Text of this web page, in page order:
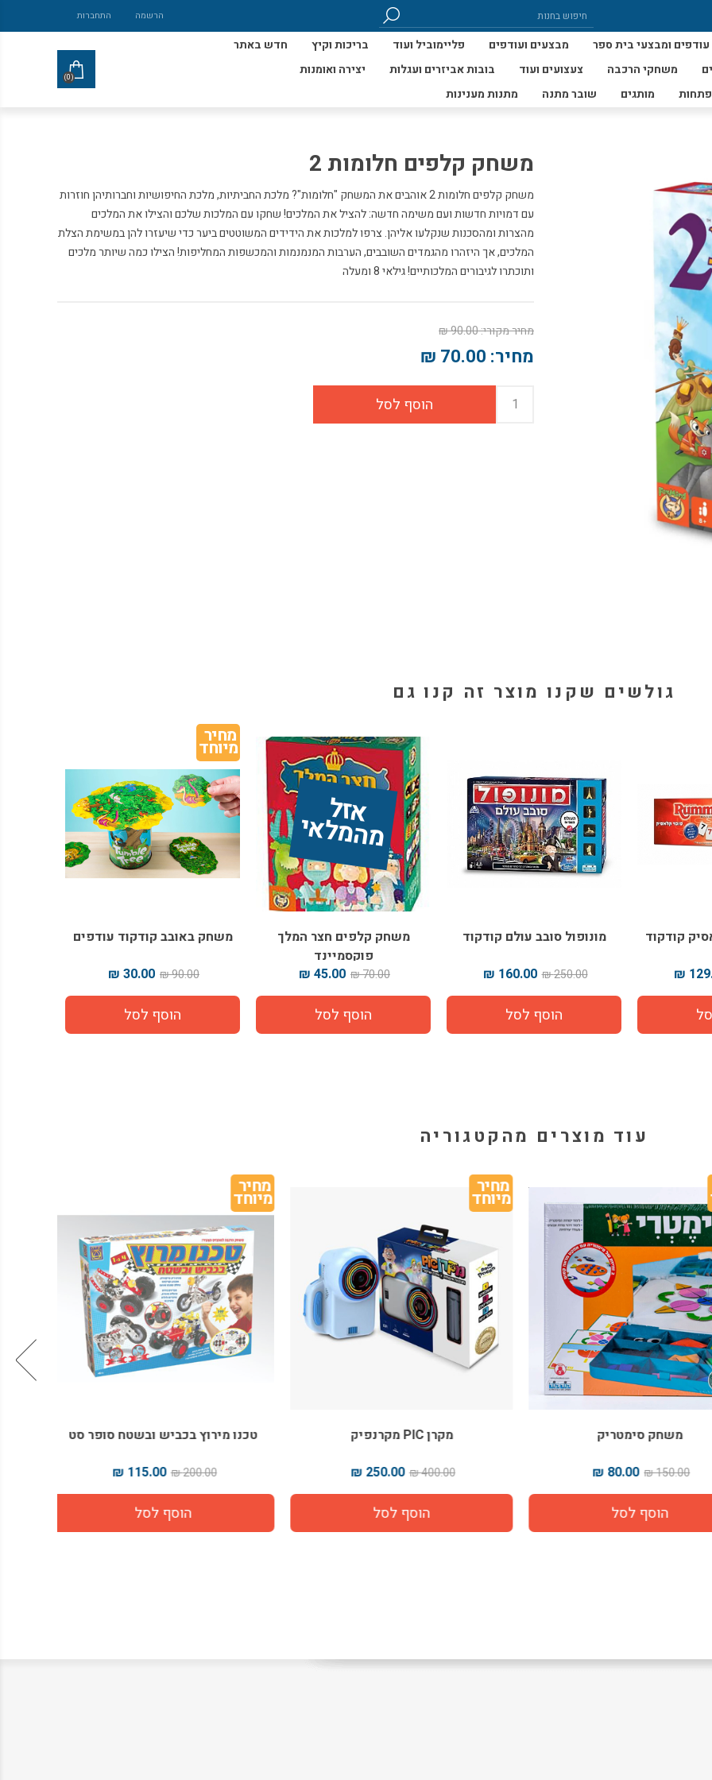
הרשמה התחברות
עודפים ומבצעי בית ספר מבצעים ועודפים פליימוביל ועוד בריכות וקיץ
חדש באתר
משחקי הרכבה צעצועים ועוד בובות אביזרים ועגלות
יצירה ואומנות
מותגים שובר מתנה מתנות מענינות
(0)
משחק קלפים חלומות 2
משחק קלפים חלומות 2 אוהבים את המשחק "חלומות"? מלכת החביתיות, מלכת החיפושיות וחברותיהן חוזרות
עם דמויות חדשות ועם משימה חדשה: להציל את המלכים! שחקו עם המלכות שלכם והצילו את המלכים
מהצרות ומהסכנות שנקלעו אליהן. צרפו למלכות את הידידים המשוטטים ביער כדי שיעזרו להן במשימת הצלת
המלכים, אך היזהרו מהגמדים השובבים, הערבות המנמנמות והמכשפות המחליפות! הצילו כמה שיותר מלכים
ותוכתרו לגיבורים המלכותיים! גילאי 8 ומעלה
מחיר מקורי:90.00 ₪
מחיר: 70.00 ₪
גולשים שקנו מוצר זה קנו גם
קודקוד מונופול סובב עולם קודקוד
250.00 ₪
160.00 ₪
אז
ל
מ
ה
מ
ל
אי
משחק קלפים חצר המלך
פוקסמיינד
70.00 ₪
45.00 ₪
מחיר
מיוחד
משחק באובב קודקוד עודפים
90.00 ₪
30.00 ₪
עוד מוצרים מהקטגוריה
משחק סימטריק
150.00 ₪
80.00 ₪
מחיר
מיוחד
מקרן PIC מקרנפיק
400.00 ₪
250.00 ₪
מחיר
מיוחד
טכנו מירוץ בכביש ובשטח סופר סט
200.00 ₪
115.00 ₪